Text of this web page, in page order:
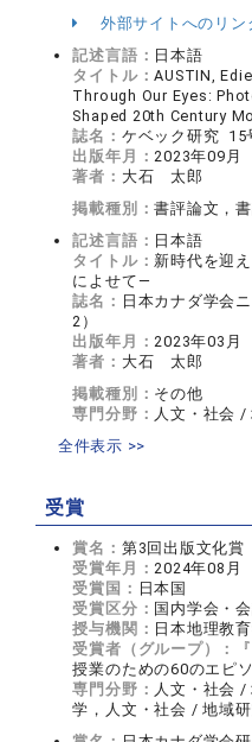
外部サイトへのリン
記述言語： 日本語
タイトル：AUSTIN,
Through Our Eyes:
Shaped 20th Century
誌名： ケベック研究 15
出版年月：2023年09月
著者： 大石 太郎
掲載種別：書評論文，
記述言語： 日本語
タイトル： 新時代を迎
によせて―
誌名： 日本カナダ学会
2）
出版年月：2023年03月
著者： 大石 太郎
掲載種別： その他
専門分野： 人文・社会 /
全件表示 >>
受賞
賞名： 第3回出版文化賞
受賞年月：2024年08月
受賞国： 日本国
受賞区分： 国内学会・
授与機関： 日本地理教
受賞者（グループ）：
授業のための60のエピ
専門分野： 人文・社会 /
学，人文・社会 / 地域